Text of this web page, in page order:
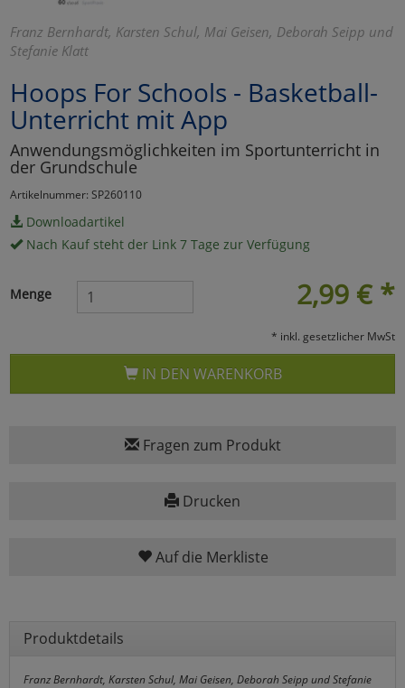
Franz Bernhardt, Karsten Schul, Mai Geisen, Deborah Seipp und
Stefanie Klatt
Hoops For Schools - Basketball-
Unterricht mit App
Anwendungsmöglichkeiten im Sportunterricht in
der Grundschule
Artikelnummer: SP260110
Downloadartikel
Nach Kauf steht der Link 7 Tage zur Verfügung
2,99 € *
Menge
* inkl. gesetzlicher MwSt
IN DEN WARENKORB
Fragen zum Produkt
Drucken
Auf die Merkliste
Produktdetails
Franz Bernhardt, Karsten Schul, Mai Geisen, Deborah Seipp und Stefanie
Marketing
Umfragetools
Cookies
Alle Akzeptieren
Cookies
Einstellungen speichern